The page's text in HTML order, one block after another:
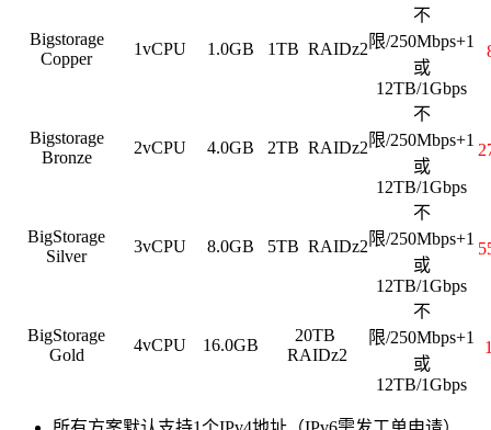
Bigstorage
Copper
1vCPU 1.0GB 1TB RAIDz2
不
限/250Mbps+1
或
12TB/1Gbps
Bigstorage
Bronze
2vCPU 4.0GB 2TB RAIDz2
不
限/250Mbps+1
或
12TB/1Gbps
BigStorage
Silver
3vCPU 8.0GB 5TB RAIDz2
不
限/250Mbps+1
或
12TB/1Gbps
BigStorage
Gold
4vCPU 16.0GB
20TB
RAIDz2
不
限/250Mbps+1
或
12TB/1Gbps